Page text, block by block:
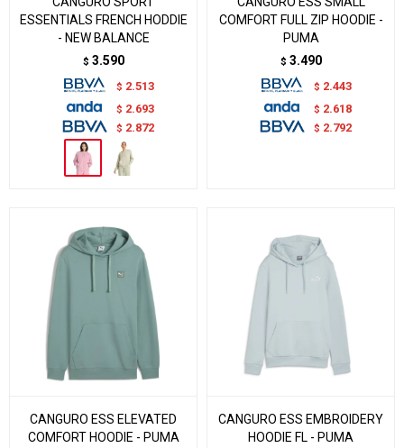
ESSENTIALS FRENCH HODDIE
- NEW BALANCE
$ 3.590
$ 2.513
$ 2.693
$ 2.872
COMFORT FULL ZIP HOODIE -
PUMA
$ 3.490
$ 2.443
$ 2.618
$ 2.792
CANGURO ESS ELEVATED
COMFORT HOODIE - PUMA
CANGURO ESS EMBROIDERY
HOODIE FL - PUMA